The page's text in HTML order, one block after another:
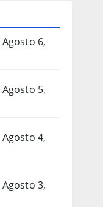
Agosto 6,
Agosto 5,
Agosto 4,
Agosto 3,